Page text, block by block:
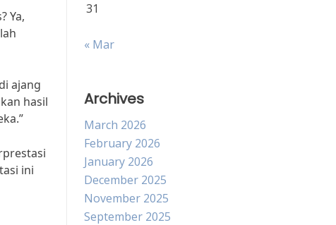
Ya,
ajang
hasil
ini
31
« Mar
Archives
March 2026
February 2026
January 2026
December 2025
November 2025
September 2025